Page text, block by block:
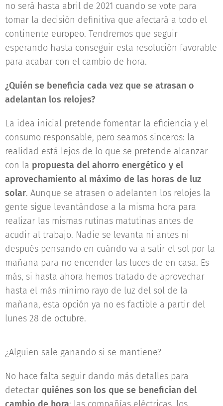
no será hasta abril de 2021 cuando se vote para
tomar la decisión definitiva que afectará a todo el
continente europeo. Tendremos que seguir
esperando hasta conseguir esta resolución favorable
para acabar con el cambio de hora.
¿Quién se beneficia cada vez que se atrasan o
adelantan los relojes?
La idea inicial pretende fomentar la eficiencia y el
consumo responsable, pero seamos sinceros: la
realidad está lejos de lo que se pretende alcanzar
con la propuesta del ahorro energético y el
aprovechamiento al máximo de las horas de luz
solar. Aunque se atrasen o adelanten los relojes la
gente sigue levantándose a la misma hora para
realizar las mismas rutinas matutinas antes de
acudir al trabajo. Nadie se levanta ni antes ni
después pensando en cuándo va a salir el sol por la
mañana para no encender las luces de en casa. Es
más, si hasta ahora hemos tratado de aprovechar
hasta el más mínimo rayo de luz del sol de la
mañana, esta opción ya no es factible a partir del
lunes 28 de octubre.
¿Alguien sale ganando si se mantiene?
No hace falta seguir dando más detalles para
detectar quiénes son los que se benefician del